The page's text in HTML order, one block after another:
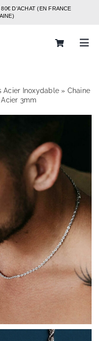
D’ACHAT (EN FRANCE
Acier Inoxydable » Chaine
3mm